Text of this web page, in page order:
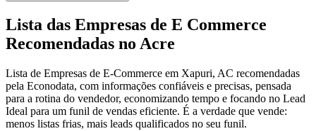
Lista das Empresas de E Commerce
Recomendadas no Acre
Lista de Empresas de E-Commerce em Xapuri, AC recomendadas
pela Econodata, com informações confiáveis e precisas, pensada
para a rotina do vendedor, economizando tempo e focando no Lead
Ideal para um funil de vendas eficiente. É a verdade que vende:
menos listas frias, mais leads qualificados no seu funil.